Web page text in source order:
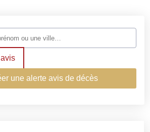
une alerte avis de décès